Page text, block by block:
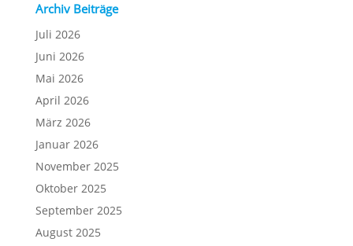
Archiv Beiträge
Juli 2026
Juni 2026
Mai 2026
April 2026
März 2026
Januar 2026
November 2025
Oktober 2025
September 2025
August 2025